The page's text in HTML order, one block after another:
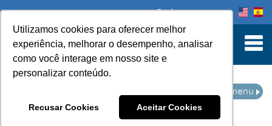
Utilizamos cookies para oferecer melhor
experiência, melhorar o desempenho, analisar
como você interage em nosso site e
personalizar conteúdo.
Recusar Cookies Aceitar Cookies
to Content
Onde comprar